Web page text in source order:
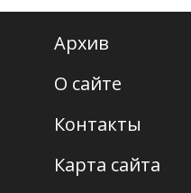
Архив
О сайте
Контакты
Карта сайта